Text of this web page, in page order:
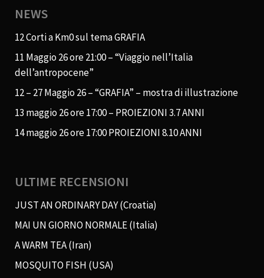
NEWS
12 Corti a Km0 sul tema GRAFIA
11 Maggio 26 ore 21:00 – “Viaggio nell’Italia
dell’antropocene”
12 – 27 Maggio 26 – “GRAFIA” – mostra di illustrazione
13 maggio 26 ore 17:00 – PROIEZIONI 3.7 ANNI
14 maggio 26 ore 17:00 PROIEZIONI 8.10 ANNI
ULTIME RECENSIONI
JUST AN ORDINARY DAY (Croatia)
MAI UN GIORNO NORMALE (Italia)
A WARM TEA (Iran)
MOSQUITO FISH (USA)